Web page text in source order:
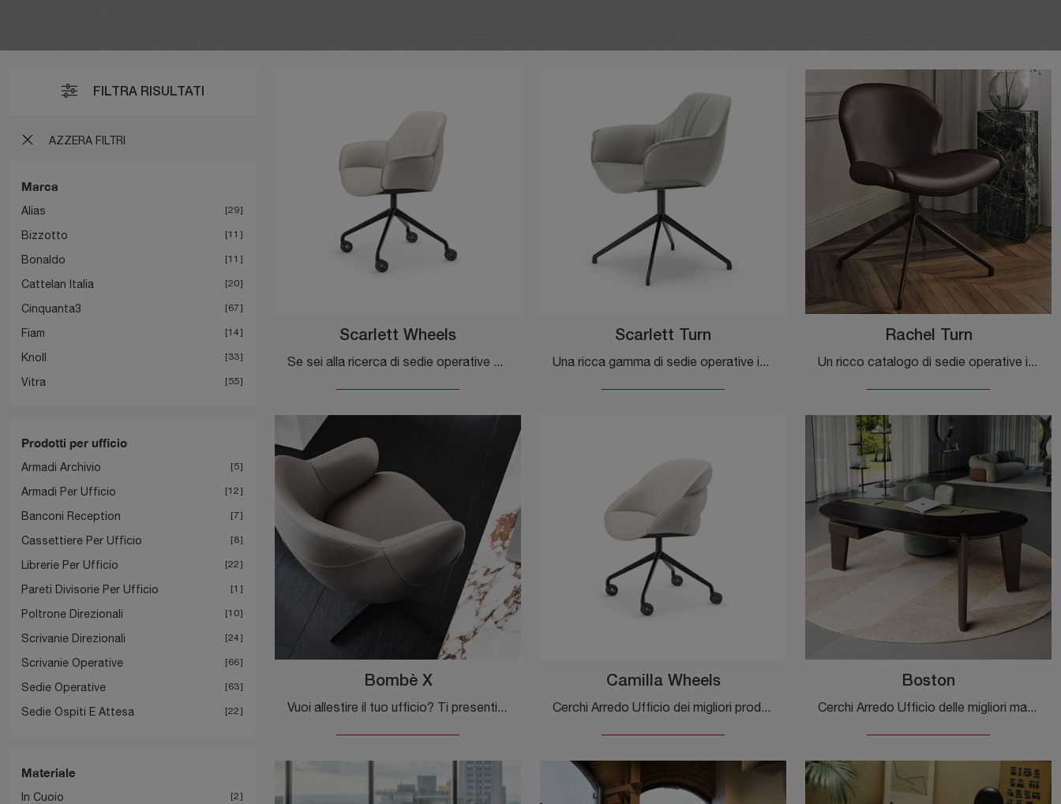
FILTRA RISULTATI
AZZERA FILTRI
Marca
Alias 29
Bizzotto 11
Bonaldo 11
Cattelan Italia 20
Cinquanta3 67
Fiam 14
Knoll 33
Vitra 55
Prodotti per ufficio
Armadi Archivio 5
Armadi Per Ufficio 12
Banconi Reception 7
Cassettiere Per Ufficio 8
Librerie Per Ufficio 22
Pareti Divisorie Per Ufficio 1
Poltrone Direzionali 10
Scrivanie Direzionali 24
Scrivanie Operative 66
Sedie Operative 63
Sedie Ospiti E Attesa 22
Materiale
In Cuoio 2
Scarlett Wheels
Se sei alla ricerca di sedie operative di Cattelan Italia, clicca e ottieni informazioni sul modello Scarlett Wheels in pelle per gli ambienti di ...
Scarlett Turn
Una ricca gamma di sedie operative in pelle ti sta aspettando! Il modello Scarlett Turn di Cattelan Italia ti sta aspettando!
Rachel Turn
Un ricco catalogo di sedie operative in pelle ti attende! Il modello Rachel Turn di Cattelan Italia ti attende!
Bombè X
Vuoi allestire il tuo ufficio? Ti presentiamo varie proposte di poltrone direzionali in pelle, come il modello Bombè X di Cattelan Italia.
Camilla Wheels
Cerchi Arredo Ufficio dei migliori produttori? Scopri le diverse proposte di sedie operative in pelle, come il modello Camilla Wheels di Cattelan ...
Boston
Cerchi Arredo Ufficio delle migliori marche? Scopri le diverse proposte di scrivanie direzionali in legno, come il modello Boston di Cattelan Italia.